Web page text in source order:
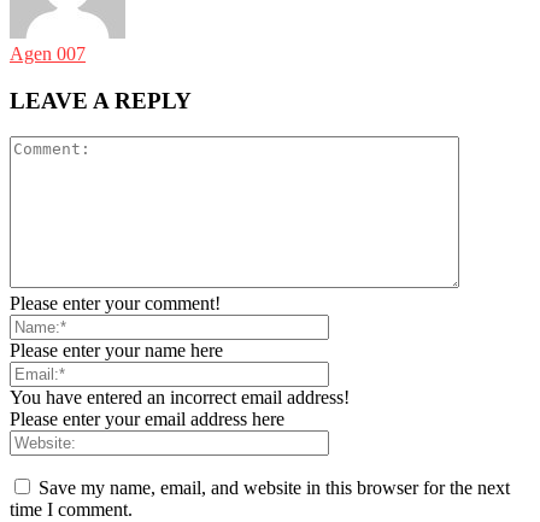
Agen 007
LEAVE A REPLY
Please enter your comment!
Please enter your name here
You have entered an incorrect email address!
Please enter your email address here
Save my name, email, and website in this browser for the next
time I comment.